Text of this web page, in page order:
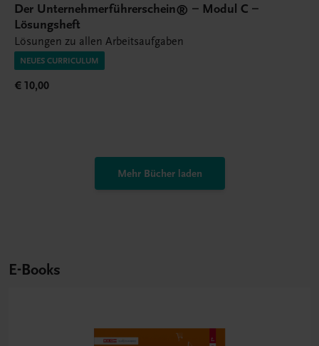
Der Unternehmerführerschein® – Modul C –
Lösungsheft
Lösungen zu allen Arbeitsaufgaben
NEUES CURRICULUM
€ 10,00
Mehr Bücher laden
E-Books